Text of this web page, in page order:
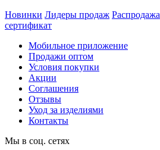
Новинки Лидеры продаж Распродажа
сертификат
Мобильное приложение
Продажи оптом
Условия покупки
Акции
Соглашения
Отзывы
Уход за изделиями
Контакты
Мы в соц. сетях